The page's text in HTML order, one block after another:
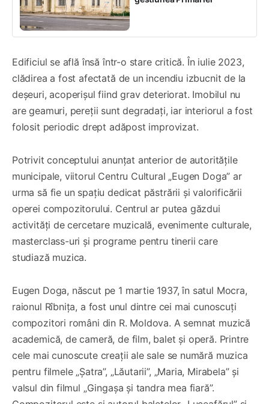
Edificiul se află însă într-o stare critică. În iulie 2023,
clădirea a fost afectată de un incendiu izbucnit de la
deșeuri, acoperișul fiind grav deteriorat. Imobilul nu
are geamuri, pereții sunt degradați, iar interiorul a fost
folosit periodic drept adăpost improvizat.
Potrivit conceptului anunțat anterior de autoritățile
municipale, viitorul Centru Cultural „Eugen Doga” ar
urma să fie un spațiu dedicat păstrării și valorificării
operei compozitorului. Centrul ar putea găzdui
activități de cercetare muzicală, evenimente culturale,
masterclass-uri și programe pentru tinerii care
studiază muzica.
Eugen Doga, născut pe 1 martie 1937, în satul Mocra,
raionul Rîbnița, a fost unul dintre cei mai cunoscuți
compozitori români din R. Moldova. A semnat muzică
academică, de cameră, de film, balet și operă. Printre
cele mai cunoscute creații ale sale se numără muzica
pentru filmele „Șatra”, „Lăutarii”, „Maria, Mirabela” și
valsul din filmul „Gingașa și tandra mea fiară”.